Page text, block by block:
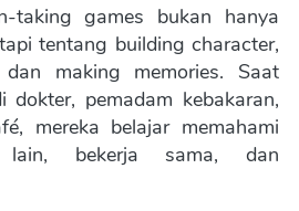
taking games bukan hanya
tentang building character,
making memories. Saat
dokter, pemadam kebakaran,
mereka belajar memahami
lain, bekerja sama, dan